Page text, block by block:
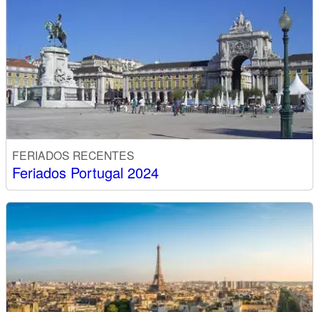
FERIADOS RECENTES
Feriados Portugal 2024